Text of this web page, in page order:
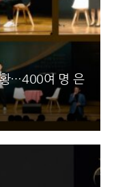
황…400여 명 은